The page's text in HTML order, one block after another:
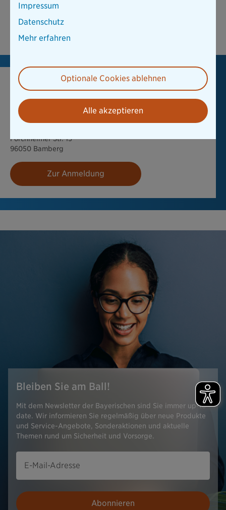
Anlagestrategie persönlich zu erleben. Seien Sie bei dieser
exklusiven Veranstaltung dabei und melden sich noch heute
Jetzt anmelden
21. November 2023 von 18:30 - 22:30
Forchheimer Str. 15
96050 Bamberg
Zur Anmeldung
Bleiben Sie am Ball!
Mit dem Newsletter der Bayerischen sind Sie immer up-to-
date. Wir informieren Sie regelmäßig über neue Produkte
und Service-Angebote, Sonderaktionen und aktuelle
Themen rund um Sicherheit und Vorsorge.
E-Mail-Adresse
Abonnieren
Impressum
Datenschutz
Mehr erfahren
Optionale Cookies ablehnen
Alle akzeptieren